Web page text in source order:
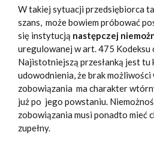
W takiej sytuacji przedsiębiorca
szans, może bowiem próbować
się instytucją następczej
uregulowanej w art. 475 Kodeksu
Najistotniejszą przesłanką jest tu
udowodnienia, że brak możliwości
zobowiązania ma charakter
już po jego powstaniu.
zobowiązania musi ponadto mieć
zupełny.